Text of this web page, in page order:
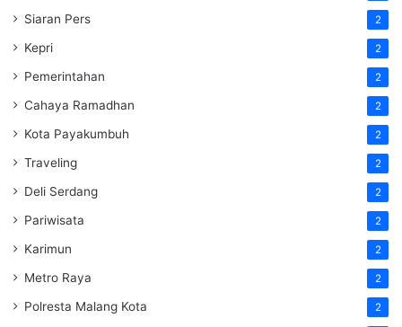
Siaran Pers 2
Kepri 2
Pemerintahan 2
Cahaya Ramadhan 2
Kota Payakumbuh 2
Traveling 2
Deli Serdang 2
Pariwisata 2
Karimun 2
Metro Raya 2
Polresta Malang Kota 2